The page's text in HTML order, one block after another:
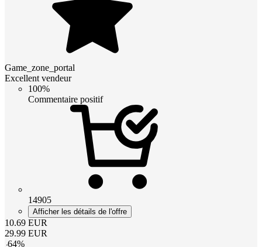
Game_zone_portal
Excellent vendeur
100%
Commentaire positif
14905
Afficher les détails de l'offre
10.69 EUR
29.99 EUR
-64%